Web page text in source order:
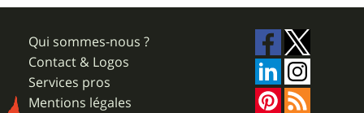
Qui sommes-nous ?
Contact & Logos
Services pros
Mentions légales